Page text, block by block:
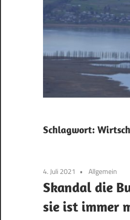
Schlagwort:
4. Juli 2021 Allgemein
Skandal die
sie ist immer